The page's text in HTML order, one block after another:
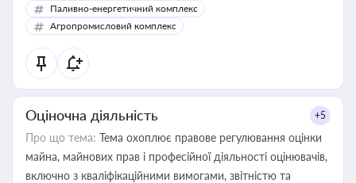
Паливно-енергетичний комплекс
Агропромисловий комплекс
Оціночна діяльність +5
Про що тема: Тема охоплює правове регулювання оцінки
майна, майнових прав і професійної діяльності оцінювачів,
включно з кваліфікаційними вимогами, звітністю та